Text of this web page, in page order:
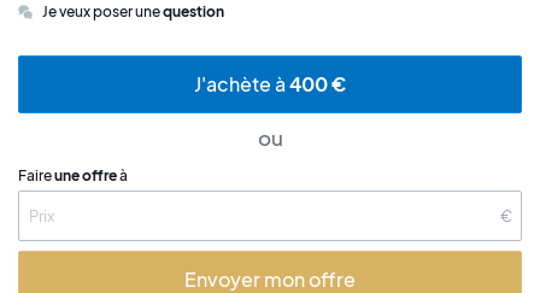
Je veux poser unequestion
J'achète à400 €
ou
Faireune offreà
€
Envoyer mon offre